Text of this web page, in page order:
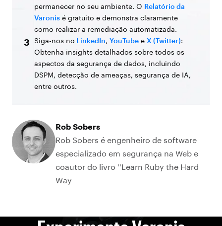
permanecer no seu ambiente. O Relatório da
Varonis é gratuito e demonstra claramente
como realizar a remediação automatizada.
3 Siga-nos no LinkedIn, YouTube e X (Twitter):
Obtenha insights detalhados sobre todos os
aspectos da segurança de dados, incluindo
DSPM, detecção de ameaças, segurança de IA,
entre outros.
Rob Sobers
Rob Sobers é engenheiro de software
especializado em segurança na Web e
coautor do livro ''Learn Ruby the Hard
Way